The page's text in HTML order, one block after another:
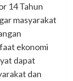
14 Tahun
masyarakat
ekonomi
dapat
dan